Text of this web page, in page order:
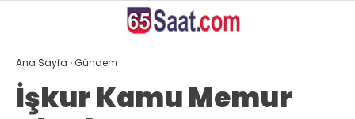
26.3
Ana Sayfa ›Gündem
İşkur Kamu Memur